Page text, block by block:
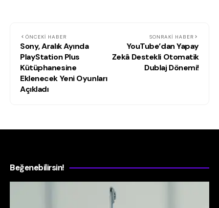
ÖNCEKI HABER
Sony, Aralık Ayında
PlayStation Plus
Kütüphanesine
Eklenecek Yeni Oyunları
Açıkladı
SONRAKI HABER
YouTube’dan Yapay
Zekâ Destekli Otomatik
Dublaj Dönemi!
Beğenebilirsin!